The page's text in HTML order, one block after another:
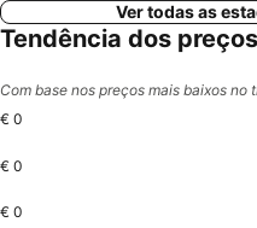
Ver todas as
Tendência dos preços
Com base nos preços mais baixos
€ 0
€ 0
€ 0